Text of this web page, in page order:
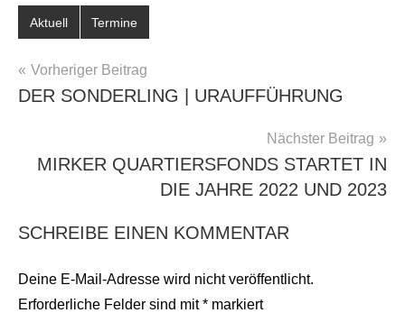
Aktuell Termine
BEITRAGSNAVIGATION
Vorheriger Beitrag
DER SONDERLING | URAUFFÜHRUNG
Nächster Beitrag
MIRKER QUARTIERSFONDS STARTET IN
DIE JAHRE 2022 UND 2023
SCHREIBE EINEN KOMMENTAR
Deine E-Mail-Adresse wird nicht veröffentlicht.
Erforderliche Felder sind mit* markiert